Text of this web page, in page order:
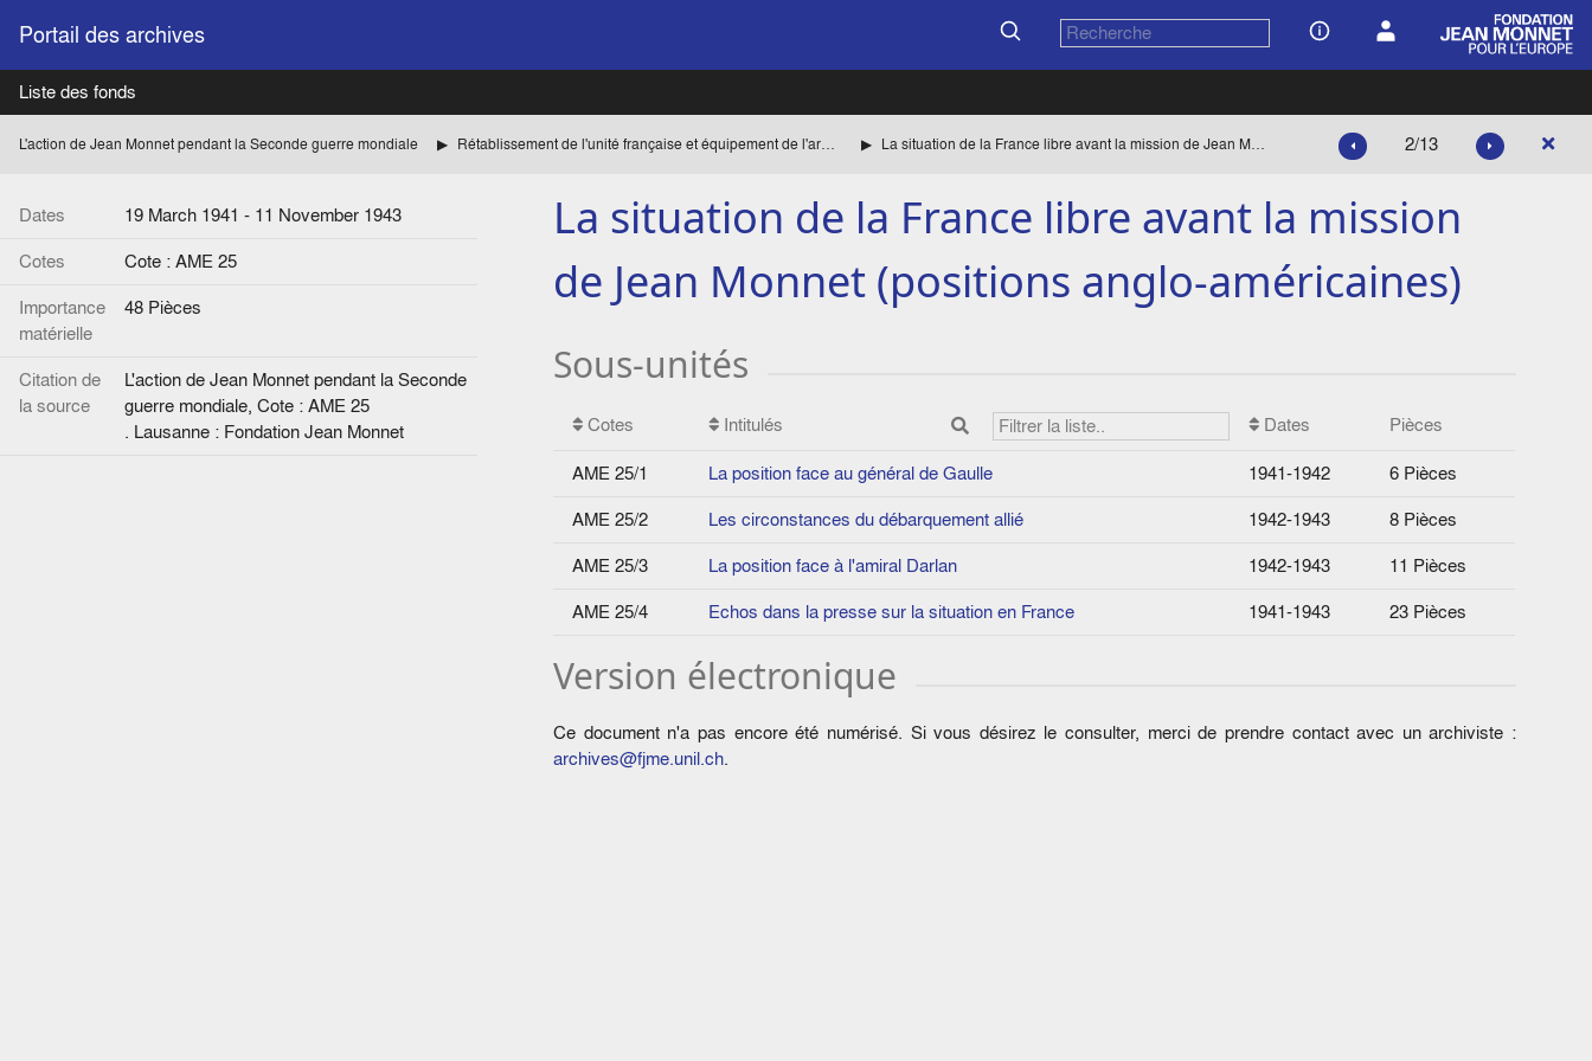
Portail des archives
Liste des fonds
L'action de Jean Monnet pendant la Seconde guerre mondiale Rétablissement de l'unité française et équipement de l'armée en Afrique La situation de la France libre avant la mission de Jean Monnet (positions anglo-américaines) 2/13
Dates
19 March 1941 - 11 November 1943
Cotes
Cote : AME 25
Importance
matérielle
48 Pièces
Citation de
la source
L'action de Jean Monnet pendant la Seconde
guerre mondiale, Cote : AME 25
. Lausanne : Fondation Jean Monnet
La situation de la France libre avant la mission
de Jean Monnet (positions anglo-américaines)
Sous-unités
Cotes Intitulés Dates
Pièces
AME 25/1
La position face au général de Gaulle 1941-1942
6 Pièces
AME 25/2
Les circonstances du débarquement allié 1942-1943
8 Pièces
AME 25/3
La position face à l'amiral Darlan 1942-1943
11 Pièces
AME 25/4
Echos dans la presse sur la situation en France 1941-1943 23 Pièces
Version électronique
Ce document n'a pas encore été numérisé. Si vous désirez le consulter, merci de prendre contact avec un archiviste :
archives@fjme.unil.ch.